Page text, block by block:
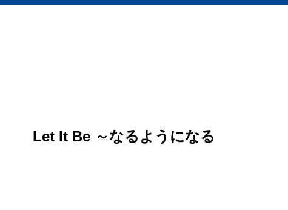
Let It Be ～なるようになる